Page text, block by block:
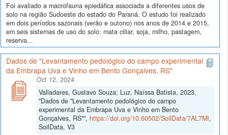
Foi avaliado a macrofauna epiedáfica associada a diferentes usos de
solo na região Sudoeste do estado do Paraná. O estudo foi realizado
em dois períodos sazonais (verão e outono) nos anos de 2014 e 2015,
em seis sistemas de uso do solo: mata ciliar, soja, milho, pastagem,
reserva...
Dados de "Levantamento pedológico do campo experimental
da Embrapa Uva e Vinho em Bento Gonçalves, RS"
Oct 12, 2024
Valladares, Gustavo Souza; Luz, Naíssa Batista, 2023,
"Dados de "Levantamento pedológico do campo
experimental da Embrapa Uva e Vinho em Bento
Gonçalves, RS"", https://doi.org/10.60502/SoilData/7AL7MI,
SoilData, V3